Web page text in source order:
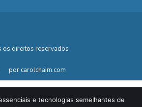
direitos reservados
por carolchaim.com
e tecnologias semelhantes de